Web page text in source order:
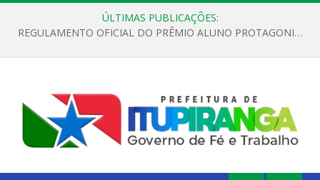
ÚLTIMAS PUBLICAÇÕES:
REGULAMENTO OFICIAL DO PRÊMIO ALUNO PROTAGONISTA – EDIÇÃO 2026